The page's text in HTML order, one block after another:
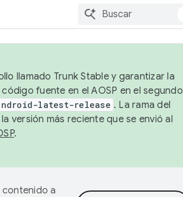
llamado Trunk Stable y garantizar la
fuente en el AOSP en el segundo
latest-release . La rama del
versión más reciente que se envió al
.
a